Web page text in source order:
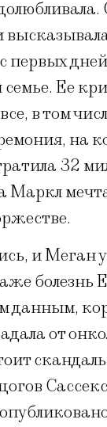
первых
семье. Ее
в том
на
32
Маркл
и Меган
болезнь
данным,
от